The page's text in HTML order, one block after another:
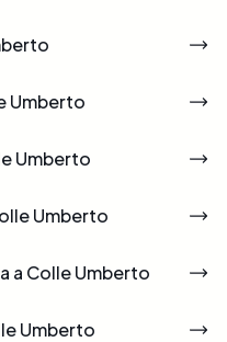
Umberto
Umberto
Umberto
a Colle Umberto
Umberto